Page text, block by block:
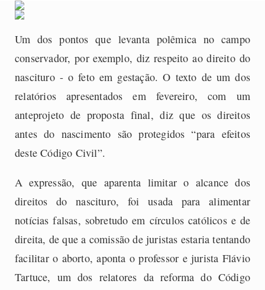
Um dos pontos que levanta polêmica no campo
conservador, por exemplo, diz respeito ao direito do
nascituro - o feto em gestação. O texto de um dos
relatórios apresentados em fevereiro, com um
anteprojeto de proposta final, diz que os direitos
antes do nascimento são protegidos “para efeitos
deste Código Civil”.
A expressão, que aparenta limitar o alcance dos
direitos do nascituro, foi usada para alimentar
notícias falsas, sobretudo em círculos católicos e de
direita, de que a comissão de juristas estaria tentando
facilitar o aborto, aponta o professor e jurista Flávio
Tartuce, um dos relatores da reforma do Código